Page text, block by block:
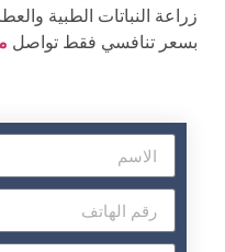
زراعة النباتات الطبية
بسعر تنافسي فقط تواصل